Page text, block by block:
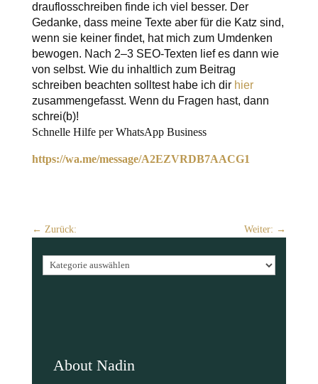
drauflosschreiben finde ich viel besser. Der
Gedanke, dass meine Texte aber für die Katz sind,
wenn sie keiner findet, hat mich zum Umdenken
bewogen. Nach 2–3 SEO-Texten lief es dann wie
von selbst. Wie du inhaltlich zum Beitrag
schreiben beachten solltest habe ich dir hier
zusammengefasst. Wenn du Fragen hast, dann
schrei(b)!
Schnelle Hilfe per WhatsApp Business
https://wa.me/message/A2EZVRDB7AACG1
← Zurück: Weiter: →
Kategorien
About Nadin